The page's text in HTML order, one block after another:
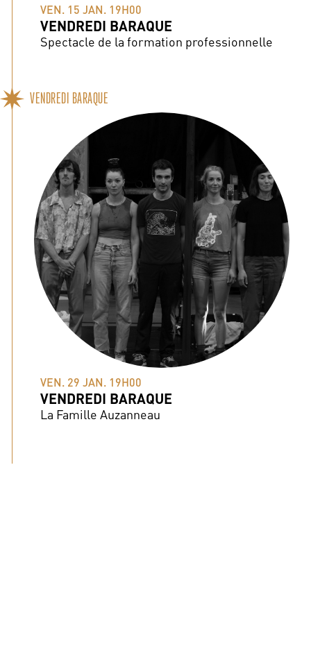
VEN. 15 JAN. 19H00
VENDREDI BARAQUE
Spectacle de la formation professionnelle
VENDREDI BARAQUE
VEN. 29 JAN. 19H00
VENDREDI BARAQUE
La Famille Auzanneau